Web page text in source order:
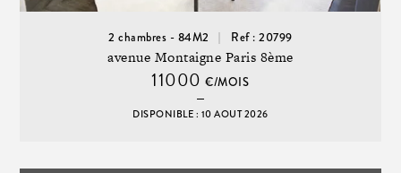
2 chambres - 84M2 Ref : 20799
avenue Montaigne Paris 8ème
11000€/MOIS
DISPONIBLE : 10 AOUT 2026